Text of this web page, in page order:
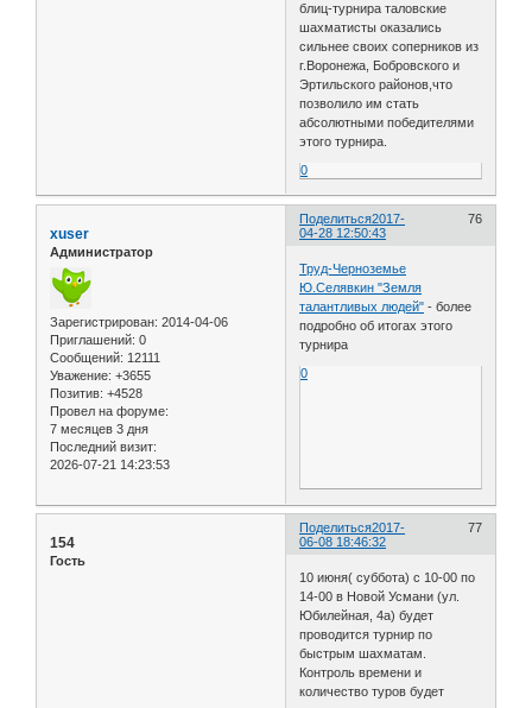
блиц-турнира таловские
шахматисты оказались
сильнее своих соперников из
г.Воронежа, Бобровского и
Эртильского районов,что
позволило им стать
абсолютными победителями
этого турнира.
0
Поделиться 76
2017-
04-28 12:50:43
xuser
Администратор
Зарегистрирован: 2014-04-06
Приглашений: 0
Сообщений: 12111
Уважение: +3655
Позитив: +4528
Провел на форуме:
7 месяцев 3 дня
Последний визит:
2026-07-21 14:23:53
Труд-Черноземье
Ю.Селявкин "Земля
талантливых людей" - более
подробно об итогах этого
турнира
0
Поделиться 77
2017-
06-08 18:46:32
154
Гость
10 июня( суббота) с 10-00 по
14-00 в Новой Усмани (ул.
Юбилейная, 4а) будет
проводится турнир по
быстрым шахматам.
Контроль времени и
количество туров будет